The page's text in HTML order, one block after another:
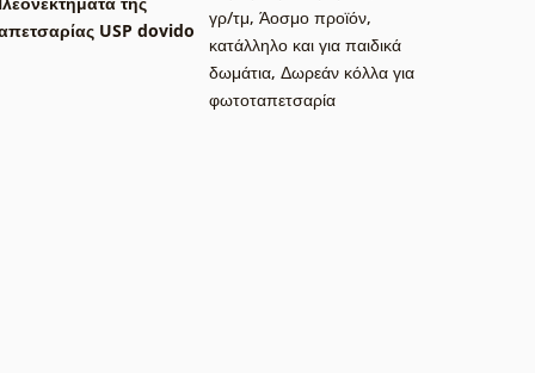
USP dovido
γρ/τμ, Άοσμο προϊόν,
κατάλληλο και για παιδικά
δωμάτια, Δωρεάν κόλλα για
φωτοταπετσαρία